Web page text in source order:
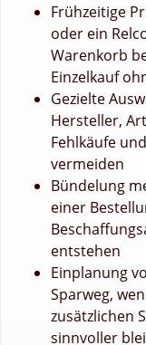
Frühzeitige
oder ein
Warenkorb
Einzelkauf
Gezielte
Hersteller,
Fehlkäufe
vermeiden
Bündelung
einer
entstehen
Einplanung
Sparweg,
zusätzlichen
sinnvoller